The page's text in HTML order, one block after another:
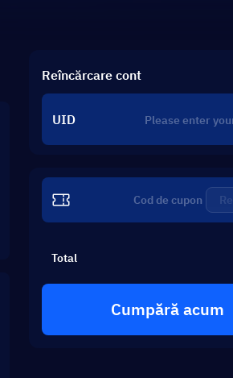
Reîncărcare cont
UID
Total
Cumpără acum